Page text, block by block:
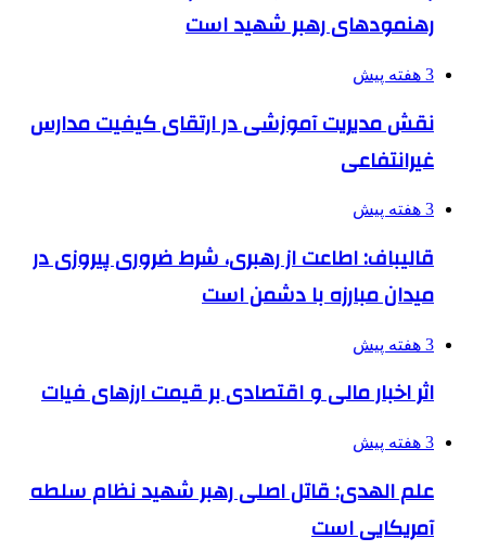
رهنمودهای رهبر شهید است
3 هفته پیش
نقش مدیریت آموزشی در ارتقای کیفیت مدارس
غیرانتفاعی
3 هفته پیش
قالیباف: اطاعت از رهبری، شرط ضروری پیروزی در
میدان مبارزه با دشمن است
3 هفته پیش
اثر اخبار مالی و اقتصادی بر قیمت ارزهای فیات
3 هفته پیش
علم الهدی: قاتل اصلی رهبر شهید نظام سلطه
آمریکایی است